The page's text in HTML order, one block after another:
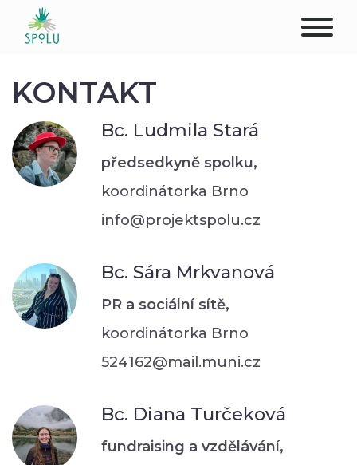
PODPOŘTE NÁS
PŮSOBIŠTĚ
PROFESIONÁLOVÉ
STUDENTI
KONTAKT
Bc. Ludmila Stará
předsedkyně spolku,
koordinátorka Brno
info@projektspolu.cz
Bc. Sára Mrkvanová
PR a sociální sítě,
koordinátorka Brno
524162@mail.muni.cz
Bc. Diana Turčeková
fundraising a vzdělávání,